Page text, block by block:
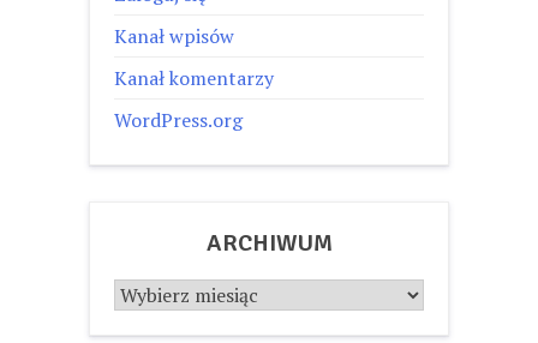
Kanał wpisów
Kanał komentarzy
WordPress.org
ARCHIWUM
Archiwum